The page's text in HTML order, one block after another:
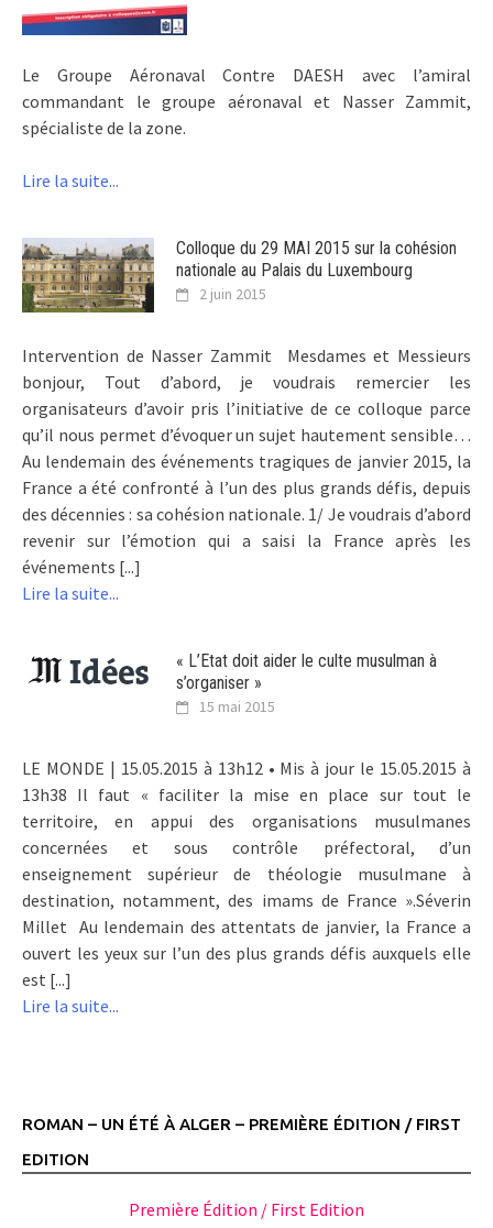
Le Groupe Aéronaval Contre DAESH avec l’amiral
commandant le groupe aéronaval et Nasser Zammit,
spécialiste de la zone.
Lire la suite...
Colloque du 29 MAI 2015 sur la cohésion
nationale au Palais du Luxembourg
2 juin 2015
Intervention de Nasser Zammit Mesdames et Messieurs
bonjour, Tout d’abord, je voudrais remercier les
organisateurs d’avoir pris l’initiative de ce colloque parce
qu’il nous permet d’évoquer un sujet hautement sensible…
Au lendemain des événements tragiques de janvier 2015, la
France a été confronté à l’un des plus grands défis, depuis
des décennies : sa cohésion nationale. 1/ Je voudrais d’abord
revenir sur l’émotion qui a saisi la France après les
événements [...]
Lire la suite...
« L’Etat doit aider le culte musulman à
s’organiser »
15 mai 2015
LE MONDE | 15.05.2015 à 13h12 • Mis à jour le 15.05.2015 à
13h38 Il faut « faciliter la mise en place sur tout le
territoire, en appui des organisations musulmanes
concernées et sous contrôle préfectoral, d’un
enseignement supérieur de théologie musulmane à
destination, notamment, des imams de France ».Séverin
Millet Au lendemain des attentats de janvier, la France a
ouvert les yeux sur l’un des plus grands défis auxquels elle
est [...]
Lire la suite...
ROMAN – UN ÉTÉ À ALGER – PREMIÈRE ÉDITION / FIRST
EDITION
Première Édition / First Edition